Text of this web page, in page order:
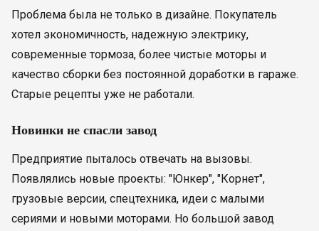
Проблема была не только в дизайне. Покупатель
хотел экономичность, надежную электрику,
современные тормоза, более чистые моторы и
качество сборки без постоянной доработки в гараже.
Старые рецепты уже не работали.
Новинки не спасли завод
Предприятие пыталось отвечать на вызовы.
Появлялись новые проекты: "Юнкер", "Корнет",
грузовые версии, спецтехника, идеи с малыми
сериями и новыми моторами. Но большой завод